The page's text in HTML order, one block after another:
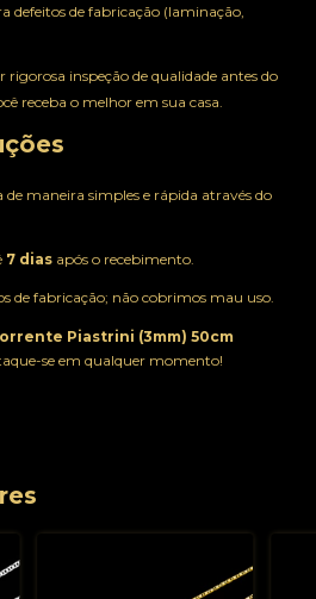
defeitos de fabricação (laminação,
rigorosa inspeção de qualidade antes do
receba o melhor em sua casa.
de maneira simples e rápida através do
7 dias após o recebimento.
de fabricação; não cobrimos mau uso.
Piastrini (3mm) 50cm
se em qualquer momento!